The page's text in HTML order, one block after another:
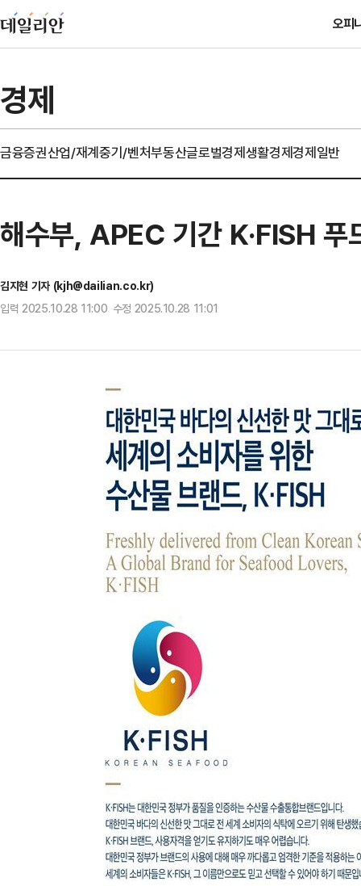
오피
경제
금융증권산업/재계중기/벤처부동산글로벌경제생활경제경제일반
해수부, APEC 기간 K·FISH 푸
김지현 기자 (kjh@dailian.co.kr)
입력 2025.10.28 11:00 수정 2025.10.28 11:01